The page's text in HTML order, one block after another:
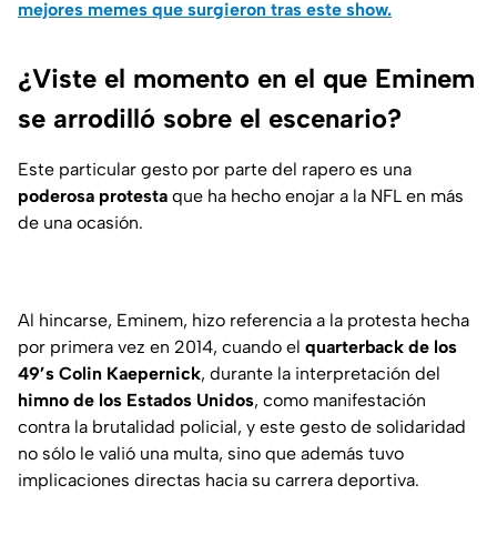
mejores memes que surgieron tras este show.
¿Viste el momento en el que Eminem
se arrodilló sobre el escenario?
Este particular gesto por parte del rapero es una
poderosa protesta que ha hecho enojar a la NFL en más
de una ocasión.
Al hincarse, Eminem, hizo referencia a la protesta hecha
por primera vez en 2014, cuando el quarterback de los
49’s Colin Kaepernick, durante la interpretación del
himno de los Estados Unidos, como manifestación
contra la brutalidad policial, y este gesto de solidaridad
no sólo le valió una multa, sino que además tuvo
implicaciones directas hacia su carrera deportiva.